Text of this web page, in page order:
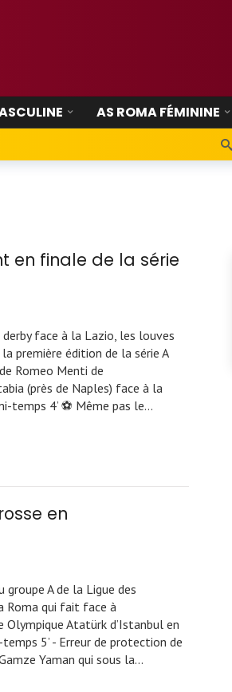
AS ROMA FÉMININE
en finale de la série
face à la Lazio, les louves
première édition de la série A
Romeo Menti de
(près de Naples) face à la
temps 4’ ⚽ Même pas le…
en
groupe A de la Ligue des
Roma qui fait face à
Olympique Atatürk d’Istanbul en
temps 5’ - Erreur de protection de
Yaman qui sous la…